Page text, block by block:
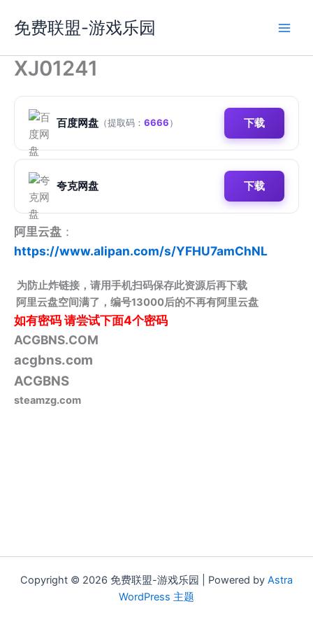
容
免费联盟-游戏乐园
XJ01241
百度网盘 （提取码： 6666） 下载
夸克网盘 下载
阿里云盘 ：
https://www.alipan.com/s/YFHU7amChNL
为防止炸链接，请用手机扫码保存此资源后再下载
阿里云盘空间满了，编号13000后的不再有阿里云盘
如有密码请尝试下面4个密码
ACGBNS.COM
acgbns.com
ACGBNS
steamzg.com
Copyright © 2026 免费联盟-游戏乐园 | Powered by Astra
WordPress 主题